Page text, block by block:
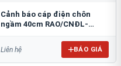
Cảnh báo cáp điện chôn
ngầm 40cm RAO/CNĐL-
Liên hệ BÁO GIÁ